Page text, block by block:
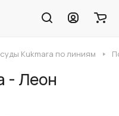
Kukmara по линиям
- Леон